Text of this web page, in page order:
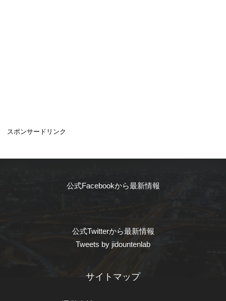
スポンサードリンク
公式Facebookから最新情報
公式Twitterから最新情報
Tweets by jidountenlab
サイトマップ